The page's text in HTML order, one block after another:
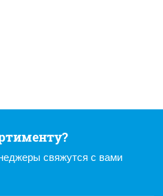
свяжутся с вами